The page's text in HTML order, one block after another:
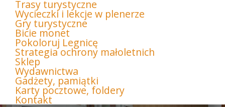
Trasy turystyczne
Wycieczki i lekcje w plenerze
Gry turystyczne
Bicie monet
Pokoloruj Legnicę
Strategia ochrony małoletnich
Sklep
Wydawnictwa
Gadżety, pamiątki
Karty pocztowe, foldery
Kontakt